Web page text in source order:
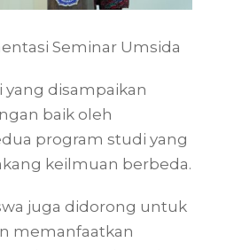
Seminar Umsida
yang disampaikan
baik oleh
program studi yang
keilmuan berbeda.
juga didorong untuk
memanfaatkan